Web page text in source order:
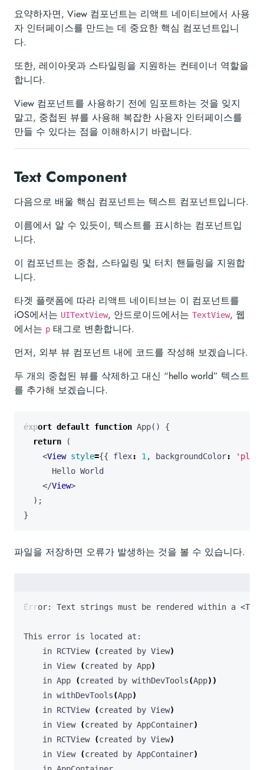
요약하자면, View 컴포넌트는 리액트 네이티브에서 사용
자 인터페이스를 만드는 데 중요한 핵심 컴포넌트입니
다.
또한, 레이아웃과 스타일링을 지원하는 컨테이너 역할을
합니다.
View 컴포넌트를 사용하기 전에 임포트하는 것을 잊지
말고, 중첩된 뷰를 사용해 복잡한 사용자 인터페이스를
만들 수 있다는 점을 이해하시기 바랍니다.
Text Component
다음으로 배울 핵심 컴포넌트는 텍스트 컴포넌트입니다.
이름에서 알 수 있듯이, 텍스트를 표시하는 컴포넌트입
니다.
이 컴포넌트는 중첩, 스타일링 및 터치 핸들링을 지원합
니다.
타겟 플랫폼에 따라 리액트 네이티브는 이 컴포넌트를
iOS에서는 UITextView, 안드로이드에서는 TextView, 웹
에서는 p 태그로 변환합니다.
먼저, 외부 뷰 컴포넌트 내에 코드를 작성해 보겠습니다.
두 개의 중첩된 뷰를 삭제하고 대신 “hello world” 텍스트
를 추가해 보겠습니다.
export default function App()
{
return
(
<View style={{ flex: 1, backgroundColor:
'plum'
Hello World
</View>
);
}
파일을 저장하면 오류가 발생하는 것을 볼 수 있습니다.
    in RCTView
(created by View)
    in View
(created by App)
    in App
(created by withDevTools(App))
    in withDevTools
(App)
    in RCTView
(created by View)
    in View
(created by AppContainer)
    in RCTView
(created by View)
    in View
(created by AppContainer)